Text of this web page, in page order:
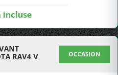
incluse
RAV4 V
OCCASION